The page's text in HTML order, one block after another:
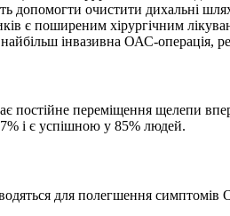
допомогти очистити дихальні
є поширеним хірургічним
інвазивна ОАС-операція,
постійне переміщення щелепи
і є успішною у 85% людей.
для полегшення